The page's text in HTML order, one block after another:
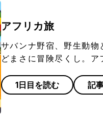
アフリカ旅
サバンナ野宿、野生動物
どまさに冒険尽くし。ア
1日目を読む 記